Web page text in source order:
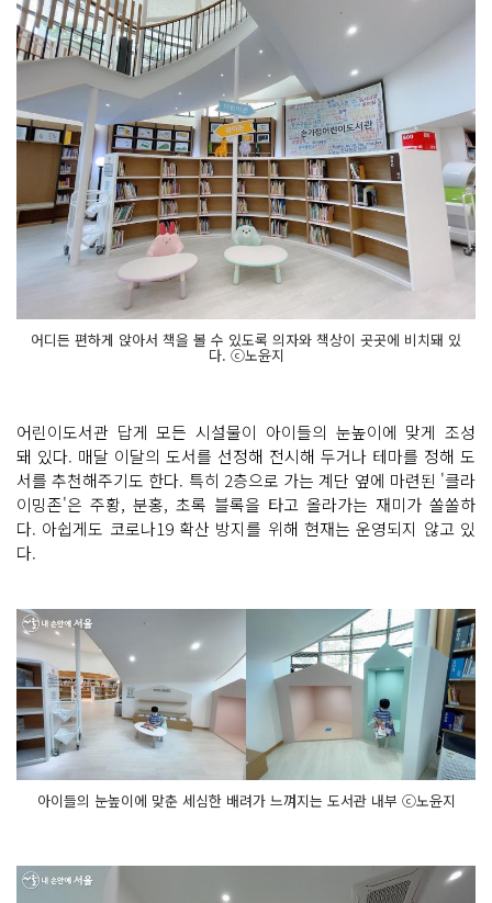
어디든 편하게 앉아서 책을 볼 수 있도록 의자와 책상이 곳곳에 비치돼 있
다. ⓒ노윤지
어린이도서관 답게 모든 시설물이 아이들의 눈높이에 맞게 조성
돼 있다. 매달 이달의 도서를 선정해 전시해 두거나 테마를 정해 도
서를 추천해주기도 한다. 특히 2층으로 가는 계단 옆에 마련된 '클라
이밍존'은 주황, 분홍, 초록 블록을 타고 올라가는 재미가 쏠쏠하
다. 아쉽게도 코로나19 확산 방지를 위해 현재는 운영되지 않고 있
다.
아이들의 눈높이에 맞춘 세심한 배려가 느껴지는 도서관 내부 ⓒ노윤지